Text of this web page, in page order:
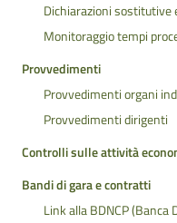
Dichiarazioni sostitutive
Monitoraggio tempi
Provvedimenti
Provvedimenti organi
Provvedimenti dirigenti
Controlli sulle attività
Bandi di gara e contratti
Link alla BDNCP (Banca